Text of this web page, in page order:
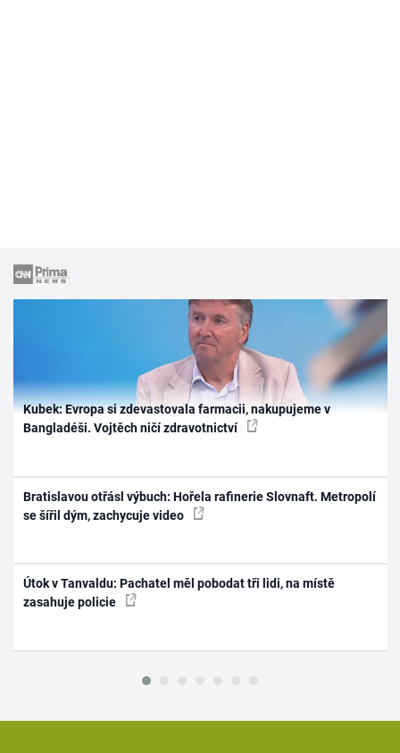
Kubek: Evropa si zdevastovala farmacii, nakupujeme v
Bangladéši. Vojtěch ničí zdravotnictví
Bratislavou otřásl výbuch: Hořela rafinerie Slovnaft. Metropolí
se šířil dým, zachycuje video
Útok v Tanvaldu: Pachatel měl pobodat tři lidi, na místě
zasahuje policie